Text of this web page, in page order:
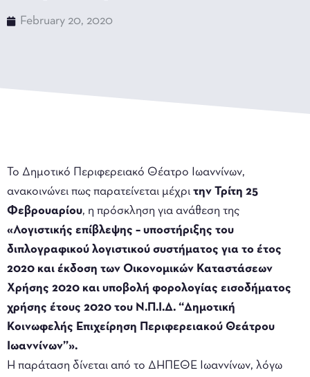
February 20, 2020
Το Δημοτικό Περιφερειακό Θέατρο Ιωαννίνων,
ανακοινώνει πως παρατείνεται μέχρι την Τρίτη 25
Φεβρουαρίου, η πρόσκληση για ανάθεση της
«Λογιστικής επίβλεψης – υποστήριξης του
διπλογραφικού λογιστικού συστήματος για το έτος
2020 και έκδοση των Οικονομικών Καταστάσεων
Χρήσης 2020 και υποβολή φορολογίας εισοδήματος
χρήσης έτους 2020 του Ν.Π.Ι.Δ. “Δημοτική
Κοινωφελής Επιχείρηση Περιφερειακού Θεάτρου
Ιωαννίνων”».
Η παράταση δίνεται από το ΔΗΠΕΘΕ Ιωαννίνων, λόγω